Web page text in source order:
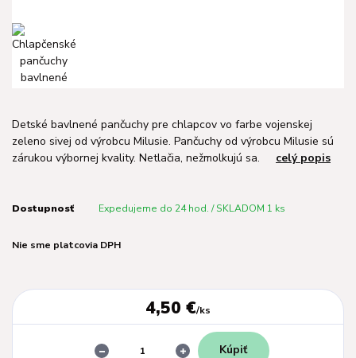
Detské bavlnené pančuchy pre chlapcov vo farbe vojenskej
zeleno sivej od výrobcu Milusie. Pančuchy od výrobcu Milusie sú
zárukou výbornej kvality. Netlačia, nežmolkujú sa. celý popis
Dostupnosť Expedujeme do 24 hod. / SKLADOM 1 ks
Nie sme platcovia DPH
4,50 €/ks
Kúpiť